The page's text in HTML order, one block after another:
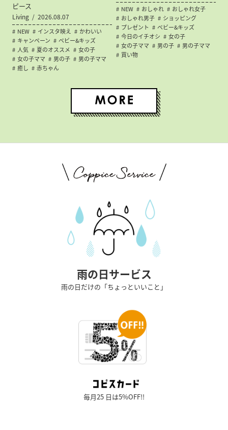
ピース
Living 2026.08.07
NEW インスタ映え
かわいい
キャンペーン
ベビー&キッズ
人気
夏のオススメ
女の子
女の子ママ
男の子
男の子ママ
癒し
赤ちゃん
NEW おしゃれ
おしゃれ女子
おしゃれ男子
ショッピング
プレゼント
ベビー&キッズ
今日のイチオシ
女の子
女の子ママ
男の子
男の子ママ
買い物
雨の日サービス
雨の日だけの「ちょっといいこと」
毎月25 日は5%OFF!!